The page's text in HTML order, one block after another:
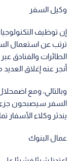
وكيل السفر
إن توظيف
ترتب عن استعمال
الطائرات والفنادق
أنجر عنه إغلاق العديد
وبالتالي، ومع
يندثر وكلاء الأسفار
عمال البنوك